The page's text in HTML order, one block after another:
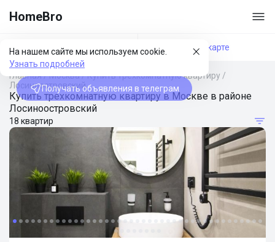
HomeBro
На нашем сайте мы используем cookie.
Узнать подробней
Получать объявления в телеграм
Фильтры На карте
Главная/Москва/Купить трехкомнатную квартиру /
Лосиноостровский
Купить трехкомнатную квартиру в Москве в районе
Лосиноостровский
18 квартир